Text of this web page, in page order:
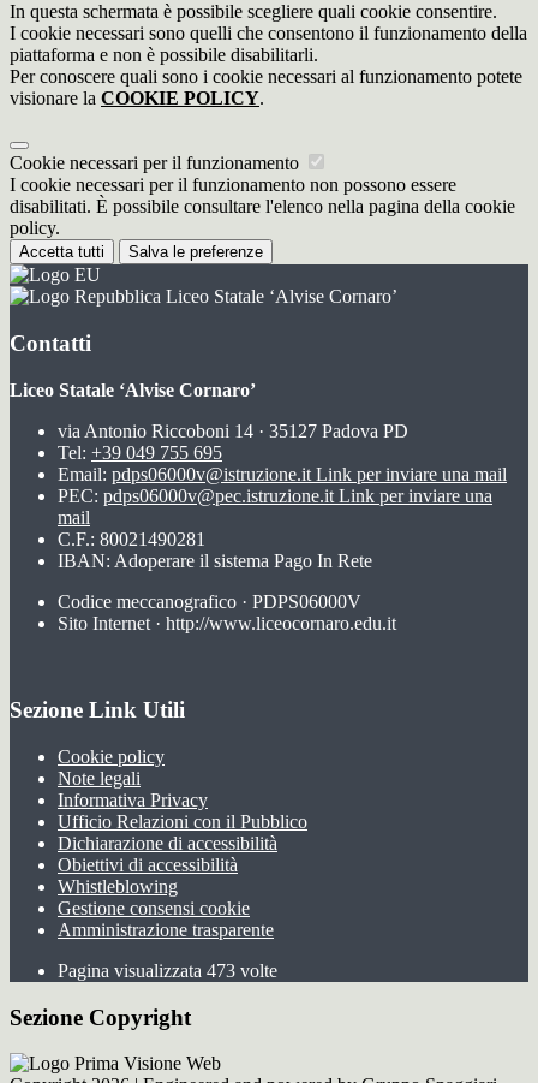
In questa schermata è possibile scegliere quali cookie consentire.
I cookie necessari sono quelli che consentono il funzionamento della
piattaforma e non è possibile disabilitarli.
Per conoscere quali sono i cookie necessari al funzionamento potete
visionare la COOKIE POLICY.
Cookie necessari per il funzionamento
I cookie necessari per il funzionamento non possono essere
disabilitati. È possibile consultare l'elenco nella pagina della cookie
policy.
Accetta tutti Salva le preferenze
Liceo Statale ‘Alvise Cornaro’
Contatti
Liceo Statale ‘Alvise Cornaro’
via Antonio Riccoboni 14 · 35127 Padova PD
Tel: +39 049 755 695
Email: pdps06000v@istruzione.it Link per inviare una mail
PEC: pdps06000v@pec.istruzione.it Link per inviare una
mail
C.F.: 80021490281
IBAN: Adoperare il sistema Pago In Rete
Codice meccanografico · PDPS06000V
Sito Internet · http://www.liceocornaro.edu.it
Sezione Link Utili
Cookie policy
Note legali
Informativa Privacy
Ufficio Relazioni con il Pubblico
Dichiarazione di accessibilità
Obiettivi di accessibilità
Whistleblowing
Gestione consensi cookie
Amministrazione trasparente
Pagina visualizzata 473 volte
Sezione Copyright